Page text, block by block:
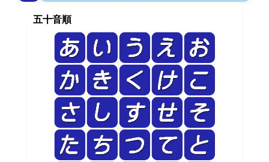
五十音順